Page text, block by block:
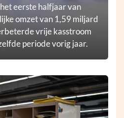
eerste halfjaar van
omzet van 1,59 miljard
vrije kasstroom
periode vorig jaar.